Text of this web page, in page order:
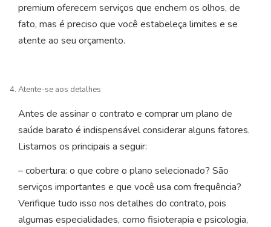
premium oferecem serviços que enchem os olhos, de
fato, mas é preciso que você estabeleça limites e se
atente ao seu orçamento.
Atente-se aos detalhes
Antes de assinar o contrato e comprar um plano de
saúde barato é indispensável considerar alguns fatores.
Listamos os principais a seguir:
– cobertura: o que cobre o plano selecionado? São
serviços importantes e que você usa com frequência?
Verifique tudo isso nos detalhes do contrato, pois
algumas especialidades, como fisioterapia e psicologia,